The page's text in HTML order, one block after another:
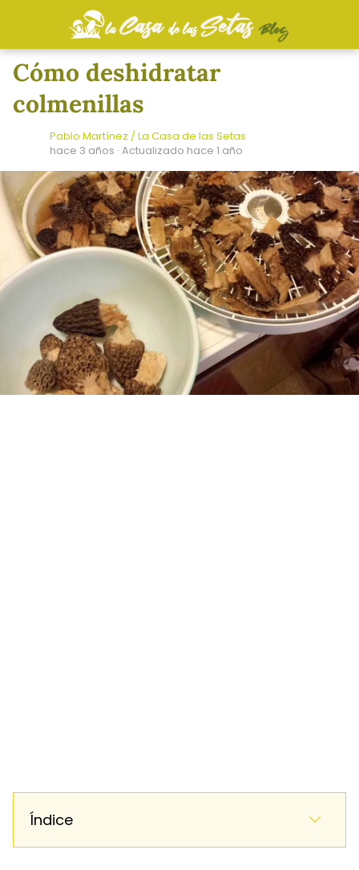
Cómo deshidratar
colmenillas
Pablo Martínez / La Casa de las Setas
hace 3 años · Actualizado hace 1 año
Índice